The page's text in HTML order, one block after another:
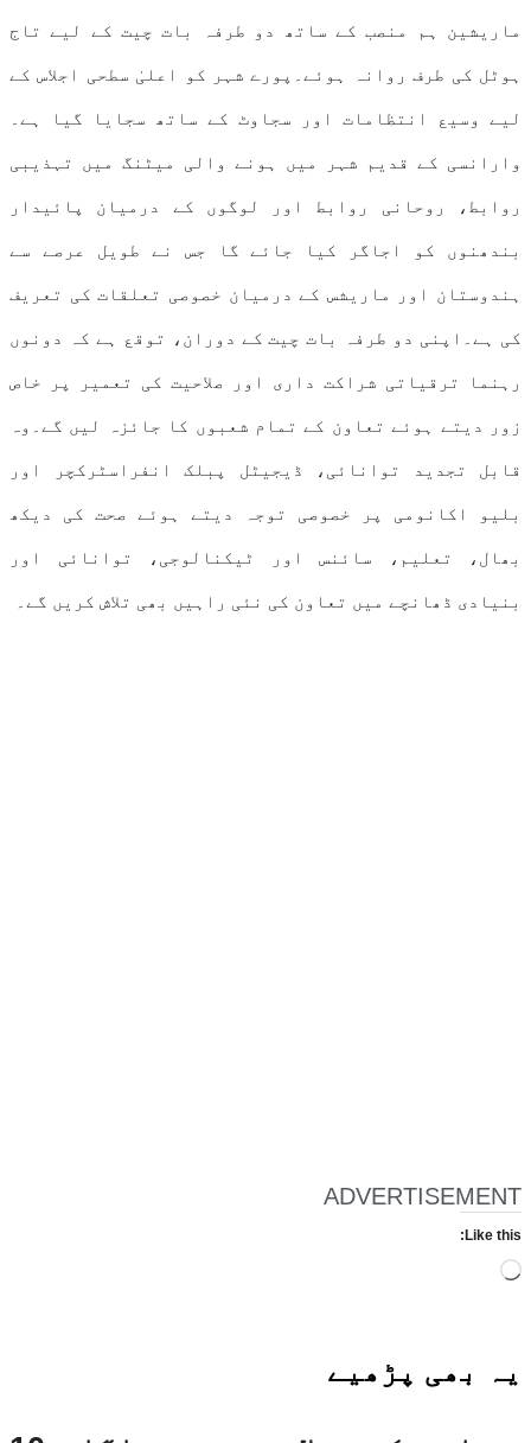
ماریشین ہم منصب کے ساتھ دو طرفہ بات چیت کے لیے تاج
ہوٹل کی طرف روانہ ہوئے۔پورے شہر کو اعلیٰ سطحی اجلاس کے
لیے وسیع انتظامات اور سجاوٹ کے ساتھ سجایا گیا ہے۔
وارانسی کے قدیم شہر میں ہونے والی میٹنگ میں تہذیبی
روابط، روحانی روابط اور لوگوں کے درمیان پائیدار
بندھنوں کو اجاگر کیا جائے گا جس نے طویل عرصے سے
ہندوستان اور ماریشس کے درمیان خصوصی تعلقات کی تعریف
کی ہے۔اپنی دو طرفہ بات چیت کے دوران، توقع ہے کہ دونوں
رہنما ترقیاتی شراکت داری اور صلاحیت کی تعمیر پر خاص
زور دیتے ہوئے تعاون کے تمام شعبوں کا جائزہ لیں گے۔وہ
قابل تجدید توانائی، ڈیجیٹل پبلک انفراسٹرکچر اور
بلیو اکانومی پر خصوصی توجہ دیتے ہوئے صحت کی دیکھ
بھال، تعلیم، سائنس اور ٹیکنالوجی، توانائی اور
بنیادی ڈھانچے میں تعاون کی نئی راہیں بھی تلاش کریں گے۔
ADVERTISEMENT
Like this:
Loading…
یہ بھی پڑھیے